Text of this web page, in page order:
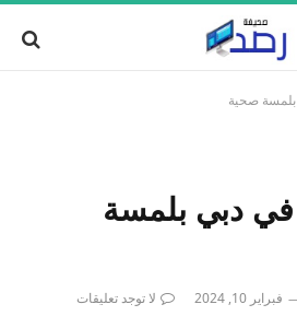
بلمسة صحية
في دبي بلمسة
فبراير 10, 2024
لا توجد تعليقات